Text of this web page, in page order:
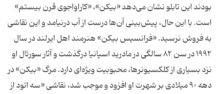
بودند این تابلو نشان می‌دهد «بیکن»، «کاراواجوی قرن بیستم»
است. با این حال، پیش‌بینی آن‌ها درست از آب درنیامد و این نقاشی
به فروش نرسید. «فرانسیس بیکن» هنرمند اهل ایرلند در سال
۱۹۹۲ در سن ۸۲ سالگی در مادرید اسپانیا درگذشت و آثار سورئال او
نزد بسیاری از کلکسیونرها، محبوبیت ویژه‌ای دارد. مرگ «بیکن» در
دهه ۹۰ میلادی بر شهرت او افزود و موجب شد، نقاشی «سه اتود از